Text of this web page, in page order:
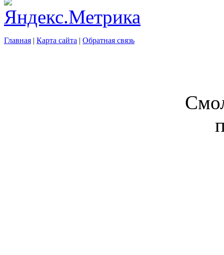
Главная | Карта сайта | Обратная связь